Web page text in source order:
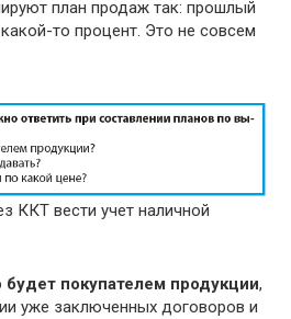
план продаж так: прошлый
то процент. Это не совсем
будет покупателем продукции,
уже заключенных договоров и